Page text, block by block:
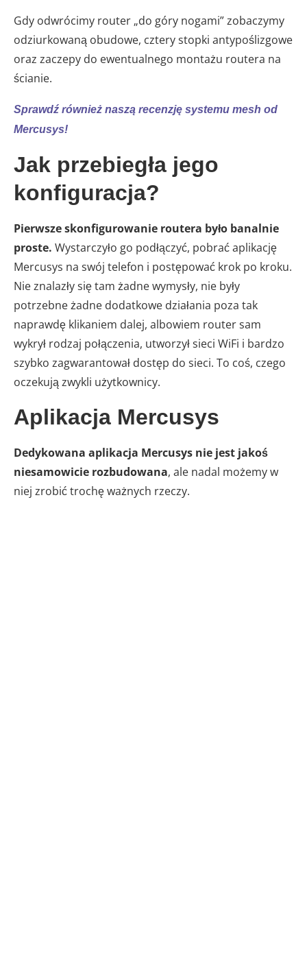
Gdy odwrócimy router „do góry nogami” zobaczymy
odziurkowaną obudowe, cztery stopki antypoślizgowe
oraz zaczepy do ewentualnego montażu routera na
ścianie.
Sprawdź również naszą recenzję systemu mesh od
Mercusys!
Jak przebiegła jego
konfiguracja?
Pierwsze skonfigurowanie routera było banalnie
proste. Wystarczyło go podłączyć, pobrać aplikację
Mercusys na swój telefon i postępować krok po kroku.
Nie znalazły się tam żadne wymysły, nie były
potrzebne żadne dodatkowe działania poza tak
naprawdę klikaniem dalej, albowiem router sam
wykrył rodzaj połączenia, utworzył sieci WiFi i bardzo
szybko zagwarantował dostęp do sieci. To coś, czego
oczekują zwykli użytkownicy.
Aplikacja Mercusys
Dedykowana aplikacja Mercusys nie jest jakoś
niesamowicie rozbudowana, ale nadal możemy w
niej zrobić trochę ważnych rzeczy.